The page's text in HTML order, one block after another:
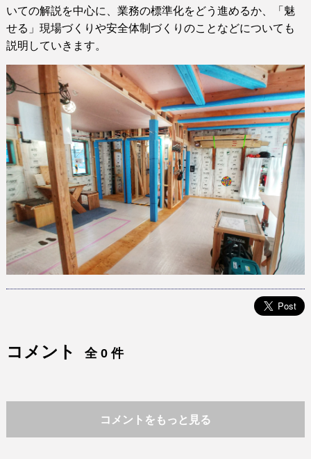
いての解説を中心に、業務の標準化をどう進めるか、「魅
せる」現場づくりや安全体制づくりのことなどについても
説明していきます。
コメント 全 0 件
コメントをもっと見る